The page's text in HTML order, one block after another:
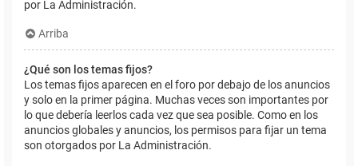
por La Administración.
Arriba
¿Qué son los temas fijos?
Los temas fijos aparecen en el foro por debajo de los anuncios
y solo en la primer página. Muchas veces son importantes por
lo que debería leerlos cada vez que sea posible. Como en los
anuncios globales y anuncios, los permisos para fijar un tema
son otorgados por La Administración.